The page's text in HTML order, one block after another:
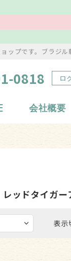
ップです。ブラジル
0818 ロ
会社概要
レッドタイガー
表示